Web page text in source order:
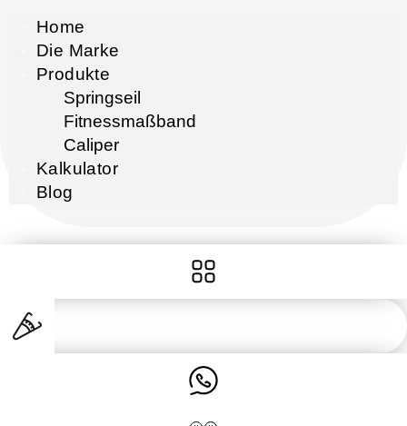
Home
Die Marke
Produkte
Springseil
Fitnessmaßband
Caliper
Kalkulator
Blog